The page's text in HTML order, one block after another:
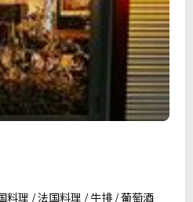
料理 / 法国料理 / 牛排 / 葡萄酒